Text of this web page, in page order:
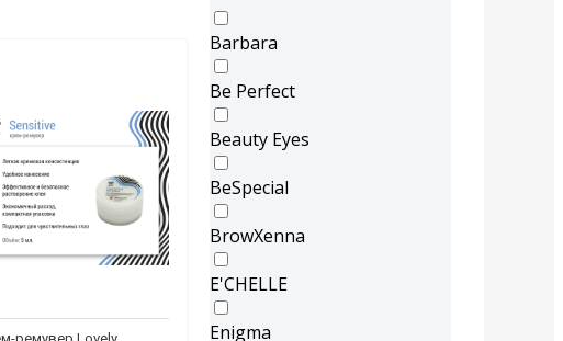
Barbara
Be Perfect
Beauty Eyes
BeSpecial
BrowXenna
E'CHELLE
Enigma